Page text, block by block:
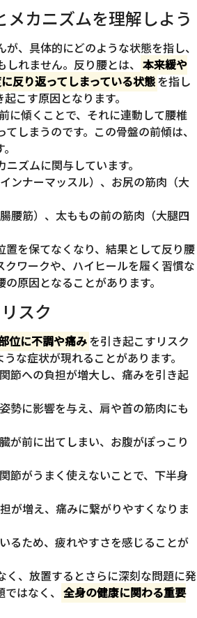
カニズムを理解しよう
、具体的にどのような状態を指し、
れません。反り腰とは、 本来緩や
反り返ってしまっている状態 を指し
こす原因となります。
に傾くことで、それに連動して腰椎
しまうのです。この骨盤の前傾は、
ズムに関与しています。
ンナーマッスル）、お尻の筋肉（大
腰筋）、太ももの前の筋肉（大腿四
を保てなくなり、結果として反り腰
ワークや、ハイヒールを履く習慣な
原因となることがあります。
スク
位に不調や痛みを引き起こすリスク
な症状が現れることがあります。
節への負担が増大し、痛みを引き起
勢に影響を与え、肩や首の筋肉にも
が前に出てしまい、お腹がぽっこり
節がうまく使えないことで、下半身
が増え、痛みに繋がりやすくなりま
るため、疲れやすさを感じることが
く、放置するとさらに深刻な問題に発
はなく、 全身の健康に関わる重要